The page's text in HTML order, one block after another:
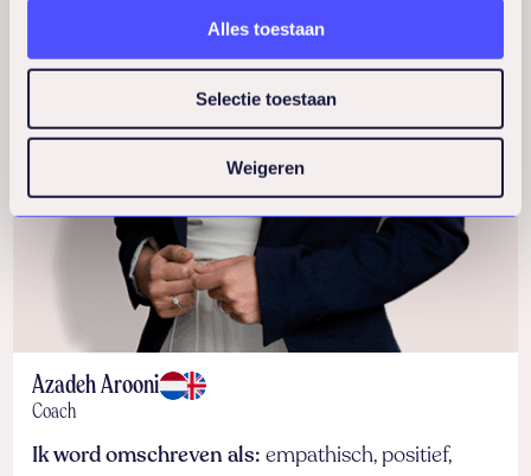
Alles toestaan
Selectie toestaan
Weigeren
Azadeh Arooni
Coach
Ik word omschreven als: empathisch, positief,